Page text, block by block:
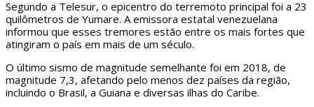
Segundo a Telesur, o epicentro do terremoto principal foi a 23
quilômetros de Yumare. A emissora estatal venezuelana
informou que esses tremores estão entre os mais fortes que
atingiram o país em mais de um século.
O último sismo de magnitude semelhante foi em 2018, de
magnitude 7,3, afetando pelo menos dez países da região,
incluindo o Brasil, a Guiana e diversas ilhas do Caribe.